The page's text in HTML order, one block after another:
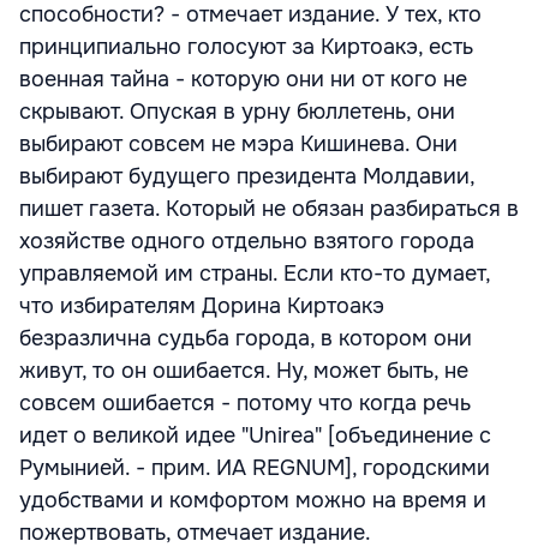
способности? - отмечает издание. У тех, кто
принципиально голосуют за Киртоакэ, есть
военная тайна - которую они ни от кого не
скрывают. Опуская в урну бюллетень, они
выбирают совсем не мэра Кишинева. Они
выбирают будущего президента Молдавии,
пишет газета. Который не обязан разбираться в
хозяйстве одного отдельно взятого города
управляемой им страны. Если кто-то думает,
что избирателям Дорина Киртоакэ
безразлична судьба города, в котором они
живут, то он ошибается. Ну, может быть, не
совсем ошибается - потому что когда речь
идет о великой идее "Unirea" [объединение с
Румынией. - прим. ИА REGNUM], городскими
удобствами и комфортом можно на время и
пожертвовать, отмечает издание.